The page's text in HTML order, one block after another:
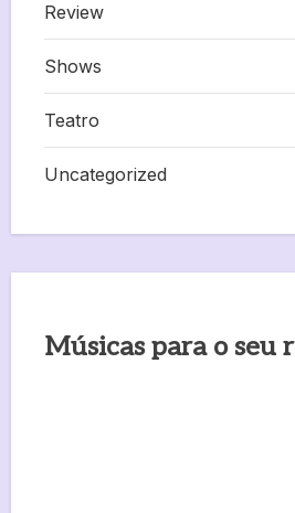
Review
Shows
Teatro
Uncategorized
Músicas para o seu